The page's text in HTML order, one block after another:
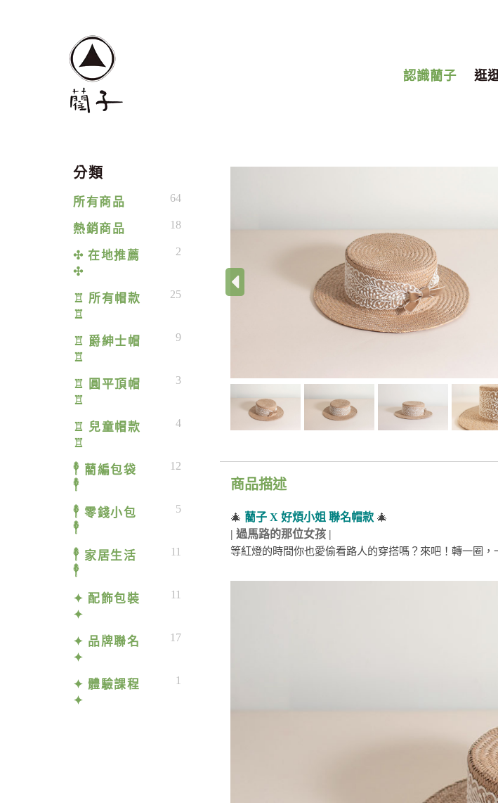
認識藺子 逛
分類
所有商品 64
熱銷商品 18
✣ 在地推薦
✣
2
♖ 所有帽款
♖
25
♖ 爵紳士帽
♖
9
♖ 圓平頂帽
♖
3
♖ 兒童帽款
♖
4
𓇣 藺編包袋
𓇣
12
𓇣 零錢小包
𓇣
5
𓇣 家居生活
𓇣
11
✦ 配飾包裝
✦
11
✦ 品牌聯名
✦
17
✦ 體驗課程
✦
1
商品描述
🎄 藺子 X 好煩小姐 聯名帽款 🎄
| 過馬路的那位女孩 |
等紅燈的時間你也愛偷看路人的穿搭嗎？來吧！轉一圈，